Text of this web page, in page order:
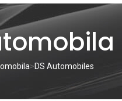
>DS Automobiles